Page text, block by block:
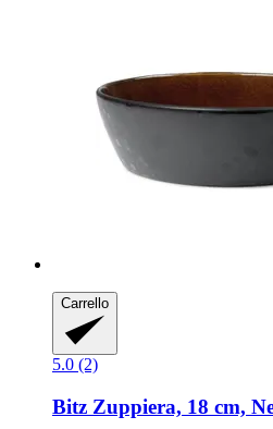
Carrello
5.0 (2)
Bitz Zuppiera, 18 cm,